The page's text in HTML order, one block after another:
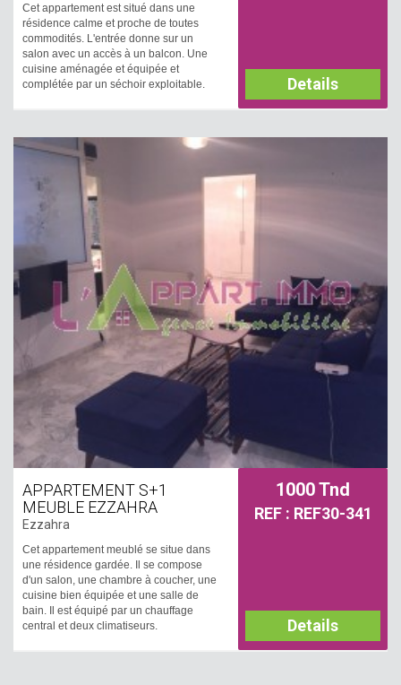
Cet appartement est situé dans une
résidence calme et proche de toutes
commodités. L'entrée donne sur un
salon avec un accès à un balcon. Une
cuisine aménagée et équipée et
complétée par un séchoir exploitable.
Il est équipé par deux climatiseurs et un
chauffage central.
Details
APPARTEMENT S+1
MEUBLE EZZAHRA
Ezzahra
Cet appartement meublé se situe dans
une résidence gardée. Il se compose
d'un salon, une chambre à coucher, une
cuisine bien équipée et une salle de
bain. Il est équipé par un chauffage
central et deux climatiseurs.
1000 Tnd
REF : REF30-341
Details